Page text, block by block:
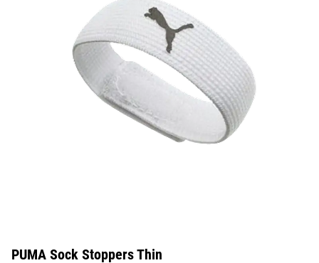
PUMA Sock Stoppers Thin